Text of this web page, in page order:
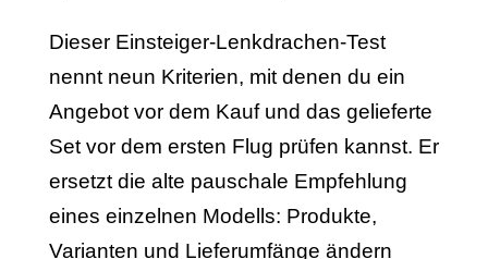
Dieser Einsteiger-Lenkdrachen-Test
nennt neun Kriterien, mit denen du ein
Angebot vor dem Kauf und das gelieferte
Set vor dem ersten Flug prüfen kannst. Er
ersetzt die alte pauschale Empfehlung
eines einzelnen Modells: Produkte,
Varianten und Lieferumfänge ändern